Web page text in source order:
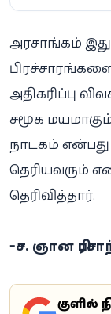
அரசாங்கம்
அதிகரிப்பு
சமூக
நாடகம் என்பது
தெரியவரும்
தெரிவித்தார்.
-ச. ஞான